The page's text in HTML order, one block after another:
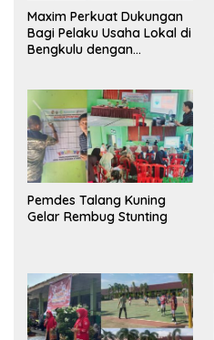
Maxim Perkuat Dukungan
Bagi Pelaku Usaha Lokal di
Bengkulu dengan
Pasar
Pemdes Talang Kuning
Gelar Rembug Stunting